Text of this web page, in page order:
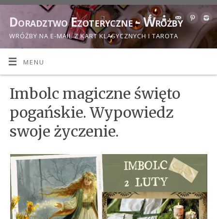
Doradztwo Ezoteryczne - Wróżby
WRÓŻBY NA E-MAIL Z KART KLASYCZNYCH I TAROTA
MENU
Imbolc magiczne święto
pogańskie. Wypowiedz
swoje życzenie.